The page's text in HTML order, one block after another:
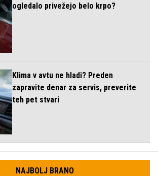
ogledalo privežejo belo krpo?
Klima v avtu ne hladi? Preden
zapravite denar za servis, preverite
teh pet stvari
NAJBOLJ BRANO